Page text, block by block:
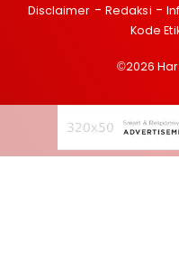
Disclaimer Redaksi
Kode
©2026